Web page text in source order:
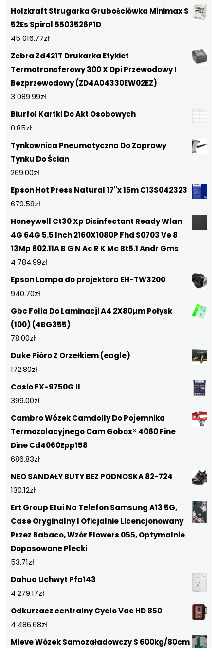
Holzkraft Strugarka Grubościówka Minimax S
52Es Spiral 5503526P1D
45 016.77zł
Zebra Zd421T Drukarka Etykiet
Termotransferowy 300 X Dpi Przewodowy I
Bezprzewodowy (ZD4A04330EW02EZ)
3 089.99zł
Biurfol Kartki Do Akt Osobowych
0.85zł
Tynkownica Pneumatyczna Do Zaprawy
Tynku Do Ścian
269.00zł
Epson Hot Press Natural 17"x 15m C13S042323
679.58zł
Honeywell Ct30 Xp Disinfectant Ready Wlan
4G 64G 5.5 Inch 2160X1080P Fhd S0703 Ve 8
13Mp 802.11A B G N Ac R K Mc Bt5.1 Andr Gms
4 784.99zł
Epson Lampa do projektora EH-TW3200
940.70zł
Gbc Folia Do Laminacji A4 2X80µm Połysk
(100) (4BG355)
78.00zł
Duke Pióro Z Orzełkiem (eagle)
172.80zł
Casio FX-9750G II
399.00zł
Cambro Wózek Camdolly Do Pojemnika
Termozolacyjnego Cam Gobox® 4060 Fine
Dine Cd4060Epp158
686.83zł
NEO SANDAŁY BUTY BEZ PODNOSKA 82-724
130.12zł
Ert Group Etui Na Telefon Samsung A13 5G,
Case Oryginalny I Oficjalnie Licencjonowany
Przez Babaco, Wzór Flowers 055, Optymalnie
Dopasowane Plecki
53.71zł
Dahua Uchwyt Pfa143
4 279.17zł
Odkurzacz centralny Cyclo Vac HD 850
4 486.68zł
Mieve Wózek Samozaładowczy S 600kg/80cm